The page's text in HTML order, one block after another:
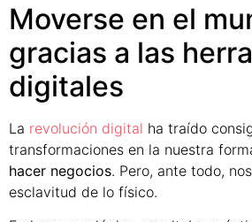
Moverse en el
gracias a las
digitales
La revolución digital ha traído
transformaciones en la nuestra
hacer negocios. Pero, ante todo,
esclavitud de lo físico.